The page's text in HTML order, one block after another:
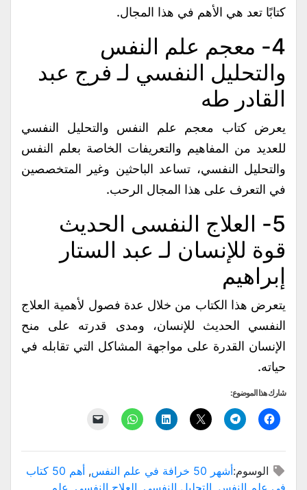
كتابًا تعد هي الأهم في هذا المجال.
4- معجم علم النفس
والتحليل النفسي لـ فرج عبد
القادر طه
يعرض كتاب معجم علم النفس والتحليل النفسي
للعديد من المفاهيم والتعريفات الخاصة بعلم النفس
والتحليل النفسي، تساعد الباحثين وغير المتخصصين
في التعرف على هذا المجال الرحب.
5- العلاج النفسى الحديث
قوة للإنسان لـ عبد الستار
إبراهيم
يتعرض هذا الكتاب من خلال عدة فصول لأهمية العلاج
النفسي الحديث للإنسان، ومدى قدرته على منح
الإنسان القدرة على مواجهة المشاكل التي تقابله في
حياته.
شارك هذا الموضوع:
انقر
للمشاركة
(فتح
نافذة
جديدة)
انقر
للمشاركة
(فتح
نافذة
جديدة)
النقر
للمشاركة
(فتح
نافذة
جديدة)
اضغط
لتشارك
(فتح
نافذة
جديدة)
انقر
للمشاركة
(فتح
نافذة
جديدة)
البريد
الإلكتروني
إلى
صديق
الوسوم:أشهر 50 خرافة في علم النفس ,
أهم 50 كتاب
في علم النفس التحليل النفسي العلاج النفسي علم